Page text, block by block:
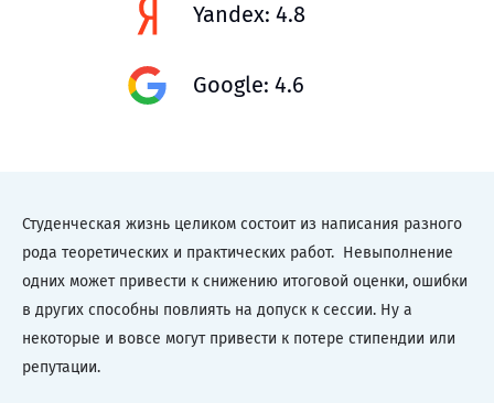
Yandex: 4.8
Google: 4.6
Студенческая жизнь целиком состоит из написания разного
рода теоретических и практических работ. Невыполнение
одних может привести к снижению итоговой оценки, ошибки
в других способны повлиять на допуск к сессии. Ну а
некоторые и вовсе могут привести к потере стипендии или
репутации.